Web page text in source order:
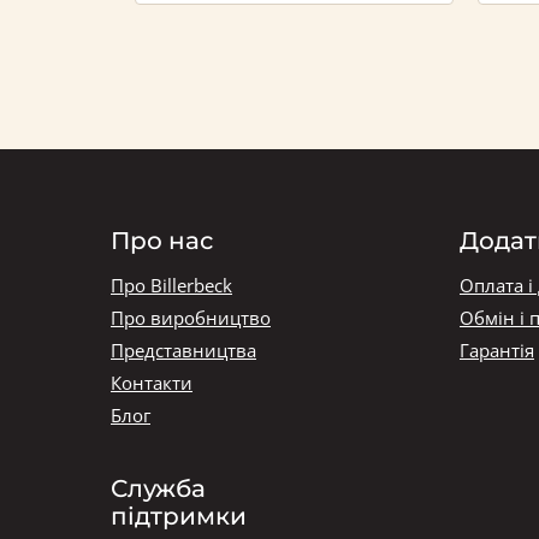
Про нас
Про Billerbeck
Про виробництво
Представництва
Контакти
Блог
Служба
підтримки
Оплата і
Обмін і
Гарантія